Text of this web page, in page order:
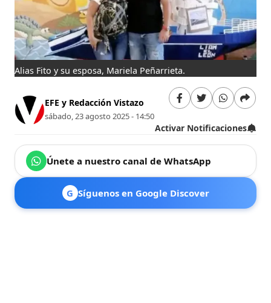
Alias Fito y su esposa, Mariela Peñarrieta.
EFE y Redacción Vistazo
sábado, 23 agosto 2025 - 14:50
Activar Notificaciones
Únete a nuestro canal de WhatsApp
G Síguenos en Google Discover